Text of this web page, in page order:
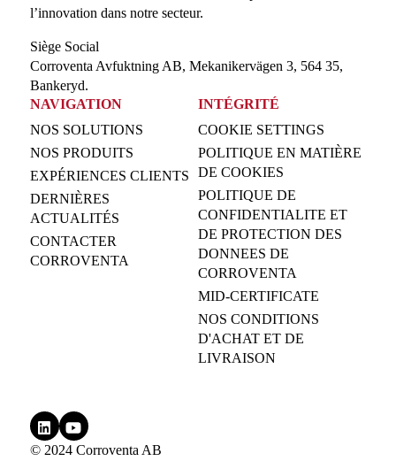
l’innovation dans notre secteur.
Siège Social
Corroventa Avfuktning AB, Mekanikervägen 3, 564 35,
Bankeryd.
NAVIGATION
NOS SOLUTIONS
NOS PRODUITS
EXPÉRIENCES CLIENTS
DERNIÈRES
ACTUALITÉS
CONTACTER
CORROVENTA
INTÉGRITÉ
COOKIE SETTINGS
POLITIQUE EN MATIÈRE
DE COOKIES
POLITIQUE DE
CONFIDENTIALITE ET
DE PROTECTION DES
DONNEES DE
CORROVENTA
MID-CERTIFICATE
NOS CONDITIONS
D'ACHAT ET DE
LIVRAISON
© 2024 Corroventa AB